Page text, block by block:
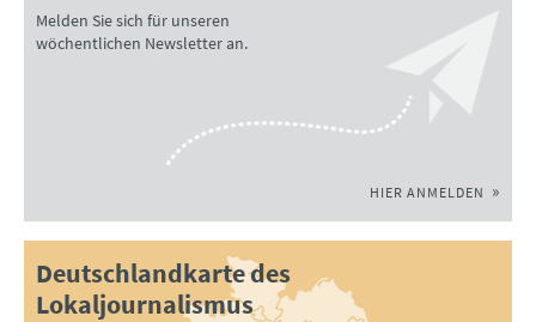
Melden Sie sich für unseren
wöchentlichen Newsletter an.
HIER ANMELDEN
Deutschlandkarte des
Lokaljournalismus